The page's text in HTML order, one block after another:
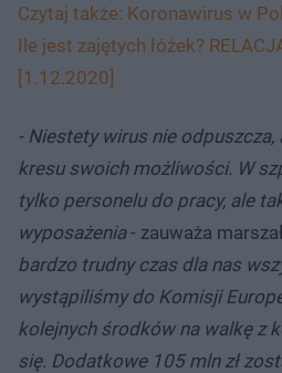
Czytaj także: Koronawirus w
Ile jest zajętych łóżek?
[1.12.2020]
- Niestety wirus nie odpuszcza,
kresu swoich możliwości. W
tylko personelu do pracy, ale
wyposażenia- zauważa
bardzo trudny czas dla nas
wystąpiliśmy do Komisji
kolejnych środków na walkę z
się. Dodatkowe 105 mln zł